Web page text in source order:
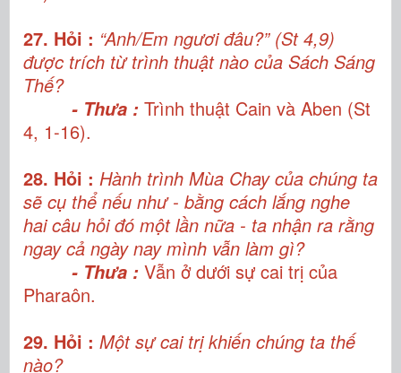
27. Hỏi : “Anh/Em ngươi đâu?” (St 4,9)
được trích từ trình thuật nào của Sách Sáng
Thế?
- Thưa : Trình thuật Cain và Aben (St
4, 1-16).
28. Hỏi : Hành trình Mùa Chay của chúng ta
sẽ cụ thể nếu như - bằng cách lắng nghe
hai câu hỏi đó một lần nữa - ta nhận ra rằng
ngay cả ngày nay mình vẫn làm gì?
- Thưa : Vẫn ở dưới sự cai trị của
Pharaôn.
29. Hỏi : Một sự cai trị khiến chúng ta thế
nào?